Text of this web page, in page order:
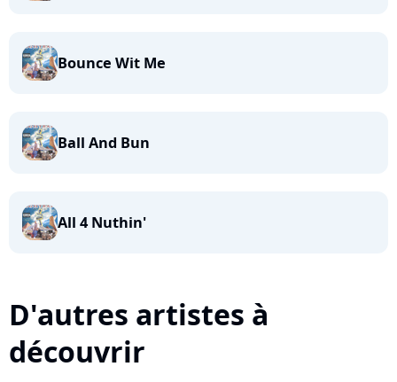
Bounce Wit Me
Ball And Bun
All 4 Nuthin'
D'autres artistes à
découvrir